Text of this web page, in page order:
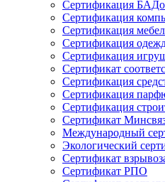
Сертификация
Сертификация
Сертификация
Сертификация
Сертификация
Сертификат
Сертификация
Сертификация
Сертификация
Сертификат
Международный
Экологический
Сертификат
Сертификат РПО